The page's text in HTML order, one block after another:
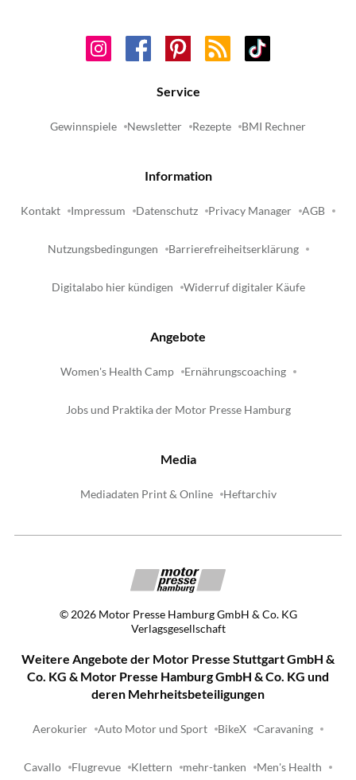
Service
Gewinnspiele Newsletter Rezepte BMI Rechner
Information
Kontakt Impressum Datenschutz Privacy Manager AGB
Nutzungsbedingungen Barrierefreiheitserklärung
Digitalabo hier kündigen Widerruf digitaler Käufe
Angebote
Women's Health Camp Ernährungscoaching
Jobs und Praktika der Motor Presse Hamburg
Media
Mediadaten Print & Online Heftarchiv
© 2026 Motor Presse Hamburg GmbH & Co. KG
Verlagsgesellschaft
Weitere Angebote der Motor Presse Stuttgart GmbH &
Co. KG & Motor Presse Hamburg GmbH & Co. KG und
deren Mehrheitsbeteiligungen
Aerokurier Auto Motor und Sport BikeX Caravaning
Cavallo Flugrevue Klettern mehr-tanken Men's Health